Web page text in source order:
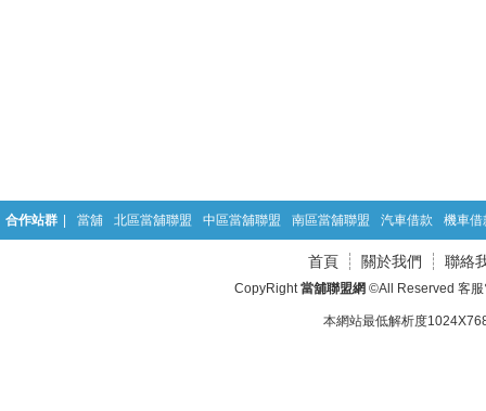
合作站群 當舖 北區當舖聯盟 中區當舖聯盟 南區當舖聯盟 汽車借款 機車借
首頁 關於我們 聯絡
CopyRight當舖聯盟網 ©All Reserved 客
本網站最低解析度